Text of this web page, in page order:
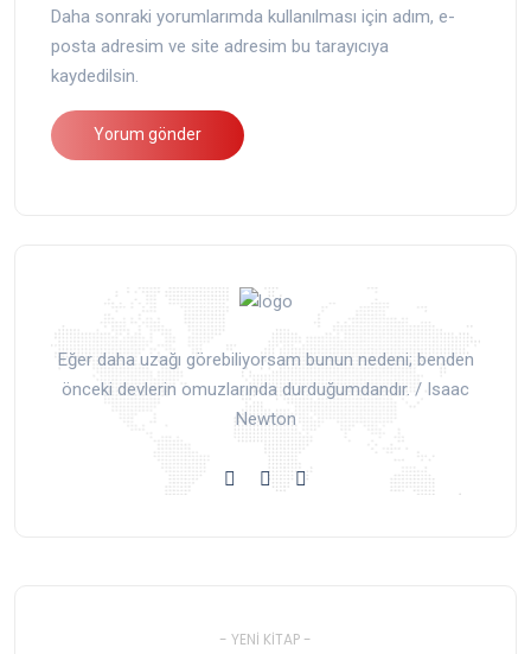
Daha sonraki yorumlarımda kullanılması için adım, e-
posta adresim ve site adresim bu tarayıcıya
kaydedilsin.
Eğer daha uzağı görebiliyorsam bunun nedeni; benden
önceki devlerin omuzlarında durduğumdandır. / Isaac
Newton
- YENI KITAP -